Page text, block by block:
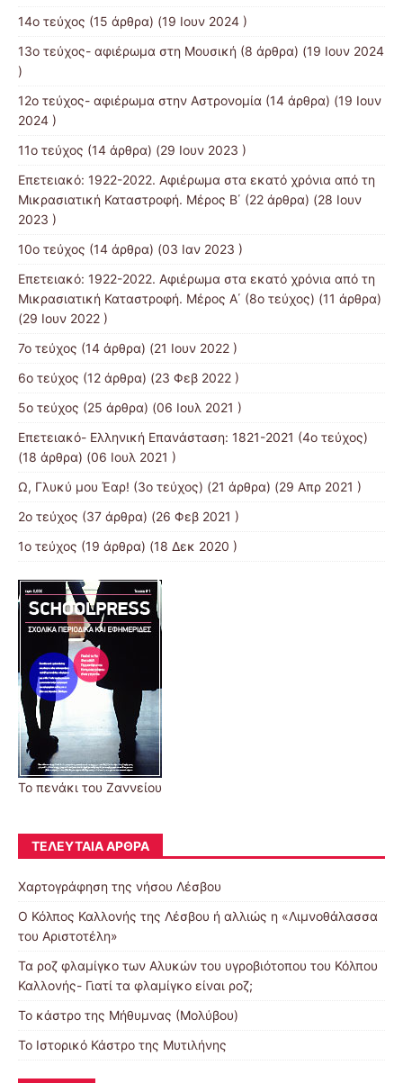
14ο τεύχος (15 άρθρα) (19 Ιουν 2024 )
13o τεύχος- αφιέρωμα στη Μουσική (8 άρθρα) (19 Ιουν 2024
)
12o τεύχος- αφιέρωμα στην Αστρονομία (14 άρθρα) (19 Ιουν
2024 )
11ο τεύχος (14 άρθρα) (29 Ιουν 2023 )
Επετειακό: 1922-2022. Αφιέρωμα στα εκατό χρόνια από τη
Μικρασιατική Καταστροφή. Μέρος B΄ (22 άρθρα) (28 Ιουν
2023 )
10ο τεύχος (14 άρθρα) (03 Ιαν 2023 )
Επετειακό: 1922-2022. Αφιέρωμα στα εκατό χρόνια από τη
Μικρασιατική Καταστροφή. Μέρος Α΄ (8ο τεύχος) (11 άρθρα)
(29 Ιουν 2022 )
7o τεύχος (14 άρθρα) (21 Ιουν 2022 )
6ο τεύχος (12 άρθρα) (23 Φεβ 2022 )
5ο τεύχος (25 άρθρα) (06 Ιουλ 2021 )
Επετειακό- Ελληνική Επανάσταση: 1821-2021 (4ο τεύχος)
(18 άρθρα) (06 Ιουλ 2021 )
Ω, Γλυκύ μου Έαρ! (3ο τεύχος) (21 άρθρα) (29 Απρ 2021 )
2o τεύχος (37 άρθρα) (26 Φεβ 2021 )
1ο τεύχος (19 άρθρα) (18 Δεκ 2020 )
Το πενάκι του Ζαννείου
ΤΕΛΕΥΤΑΊΑ ΆΡΘΡΑ
Χαρτογράφηση της νήσου Λέσβου
Ο Κόλπος Καλλονής της Λέσβου ή αλλιώς η «Λιμνοθάλασσα
του Αριστοτέλη»
Τα ροζ φλαμίγκο των Αλυκών του υγροβιότοπου του Κόλπου
Καλλονής- Γιατί τα φλαμίγκο είναι ροζ;
To κάστρο της Μήθυμνας (Μολύβου)
Το Ιστορικό Κάστρο της Μυτιλήνης